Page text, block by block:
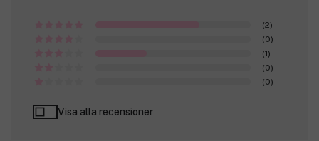
(2)
(0)
(1)
(0)
(0)
Visa alla recensioner